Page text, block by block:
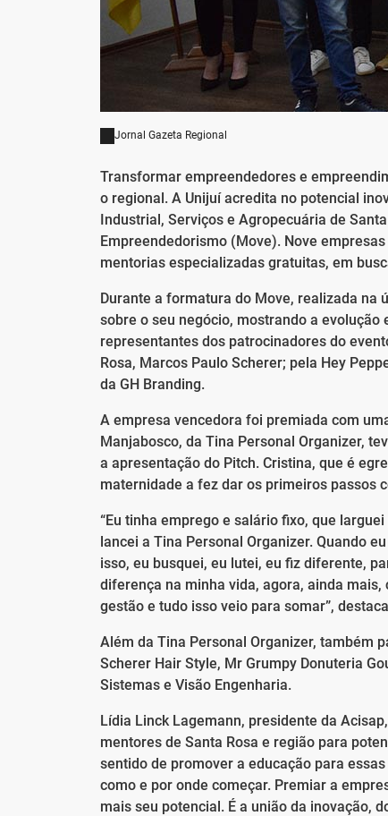
Jornal Gazeta Regional
Transformar empreendedores e
o regional. A Unijuí acredita no potencial
Industrial, Serviços e Agropecuária de
Empreendedorismo (Move). Nove
mentorias especializadas gratuitas, em
Durante a formatura do Move, realizada na
sobre o seu negócio, mostrando a
representantes dos patrocinadores do
Rosa, Marcos Paulo Scherer; pela Hey
da GH Branding.
A empresa vencedora foi premiada com
Manjabosco, da Tina Personal Organizer,
a apresentação do Pitch. Cristina, que é
maternidade a fez dar os primeiros passos
“Eu tinha emprego e salário fixo, que
lancei a Tina Personal Organizer. Quando
isso, eu busquei, eu lutei, eu fiz diferente,
diferença na minha vida, agora, ainda
gestão e tudo isso veio para somar”,
Além da Tina Personal Organizer, também
Scherer Hair Style, Mr Grumpy Donuteria
Sistemas e Visão Engenharia.
Lídia Linck Lagemann, presidente da
mentores de Santa Rosa e região para
sentido de promover a educação para
como e por onde começar. Premiar a
mais seu potencial. É a união da inovação,